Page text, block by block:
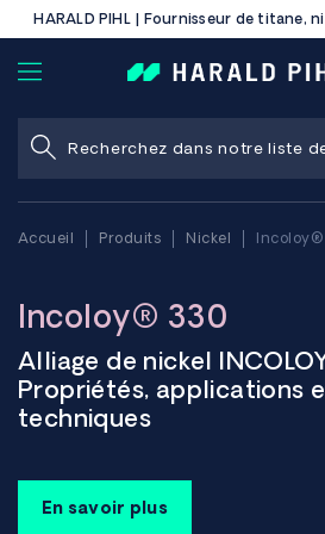
HARALD PIHL | Fournisseur de titane,
Accueil Produits Nickel
Incoloy® 330
Alliage de nickel
Propriétés, applications
techniques
L'alliage INCOLOY 330 est un alliage
fer-chrome présentant une bonne
En savoir plus